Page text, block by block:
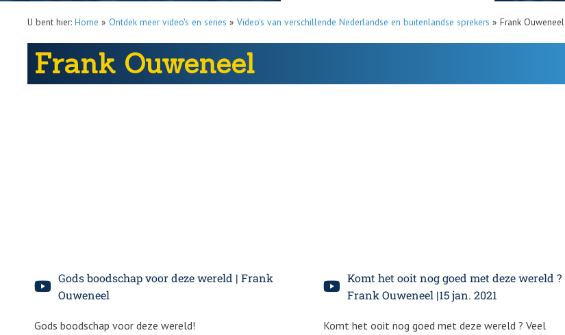
U bent hier: Home » Ontdek meer video's en series » Video's van verschillende Nederlandse en buitenlandse sprekers » Frank Ouweneel
Frank Ouweneel
Gods boodschap voor deze wereld | Frank
Ouweneel
Gods boodschap voor deze wereld!
Komt het ooit nog goed met deze wereld ?
Frank Ouweneel |15 jan. 2021
Komt het ooit nog goed met deze wereld ? Veel